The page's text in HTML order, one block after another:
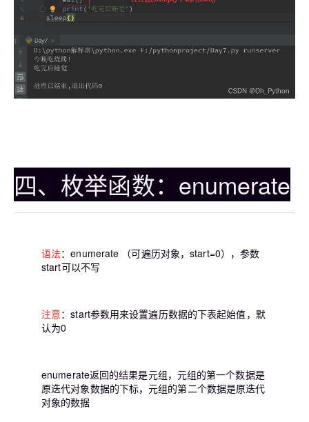
四、枚举函数：enumerate
语法：enumerate （可遍历对象，start=0），参数
start可以不写
注意：start参数用来设置遍历数据的下表起始值，默
认为0
enumerate返回的结果是元组，元组的第一个数据是
原迭代对象数据的下标，元组的第二个数据是原迭代
对象的数据